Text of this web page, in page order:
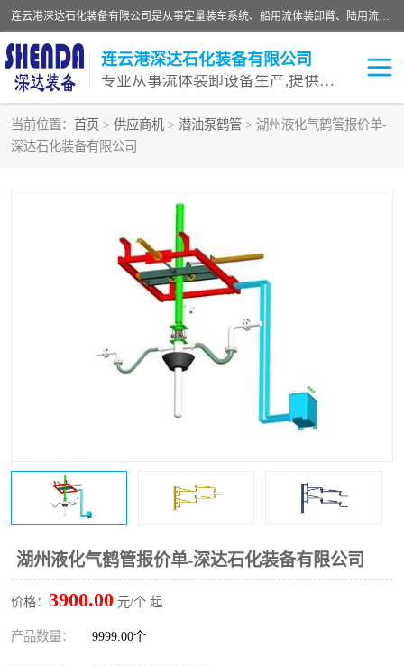
连云港深达石化装备有限公司是从事定量装车系统、船用流体装卸臂、陆用流体装卸臂（鹤管）、活动梯、钢构平台等全系列流体装卸设备的设计、制造、销售以及服务的专业供应商。公司始终以客户为中心，密切跟踪国内外油气储运及装卸设备先进技术的发展，以先进的技术、优质的产品、一流的服务，满足客户需求。
连云港深达石化装备有限公司
专业从事流体装卸设备生产,提供全面解决方案，生产与定制服务
当前位置： 首页 > 供应商机 > 潜油泵鹤管 > 湖州液化气鹤管报价单-
深达石化装备有限公司
湖州液化气鹤管报价单-深达石化装备有限公司
价格： 3900.00 元/个 起
产品数量： 9999.00个
鹤管
输油臂
汽车鹤管